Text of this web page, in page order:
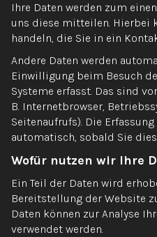
Ihre Daten werden zum
uns diese mitteilen. Hierbei
handeln, die Sie in ein
Andere Daten werden
Einwilligung beim Besuch
Systeme erfasst. Das sind
B. Internetbrowser,
Seitenaufrufs). Die
automatisch, sobald Sie
Wofür nutzen wir Ihre
Ein Teil der Daten wird
Bereitstellung der Website
Daten können zur Analyse
verwendet werden.